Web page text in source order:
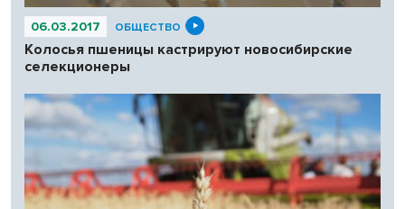
06.03.2017 ОБЩЕСТВО
Колосья пшеницы кастрируют новосибирские
селекционеры